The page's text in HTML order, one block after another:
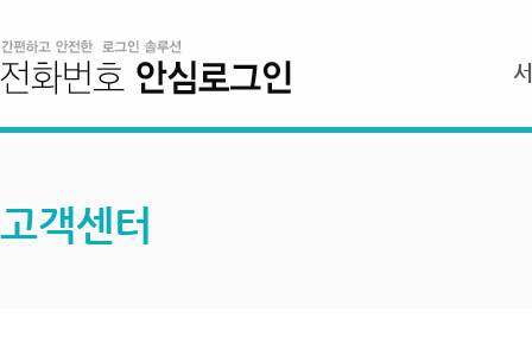
고객센터